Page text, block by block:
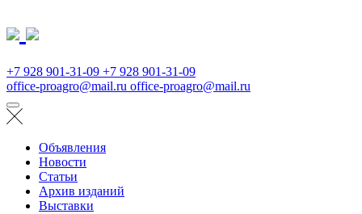
+7 928 901-31-09 +7 928 901-31-09
office-proagro@mail.ru office-proagro@mail.ru
Объявления
Новости
Статьи
Архив изданий
Выставки